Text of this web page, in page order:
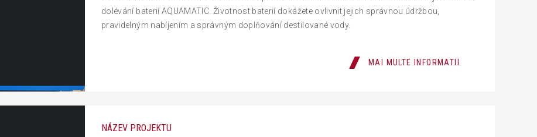
dolévání baterií AQUAMATIC. Životnost baterií dokážete ovlivnit jejich správnou údržbou,
pravidelným nabíjením a správným doplňování destilované vody.
MAI MULTE INFORMATII
NÁZEV PROJEKTU